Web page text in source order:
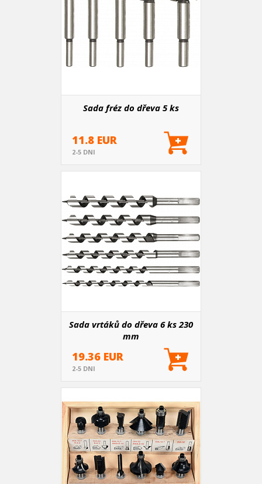
Sada fréz do dřeva 5 ks
11.8 EUR
2-5 DNI
Sada vrtáků do dřeva 6 ks 230
mm
19.36 EUR
2-5 DNI